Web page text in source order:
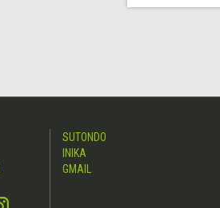
SUTONDO
INIKA
GMAIL